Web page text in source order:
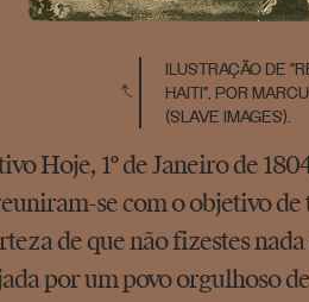
ILUSTRAÇÃO DE
HAITI", POR
(SLAVE IMAGES).
Hoje, 1º de Janeiro de
se com o objetivo
de que não fizestes
por um povo orgulhoso